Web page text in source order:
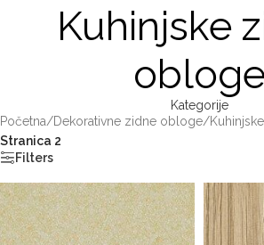
Kuhinjske
Kategorije
Početna/Dekorativne zidne obloge/
Stranica 2
Filters